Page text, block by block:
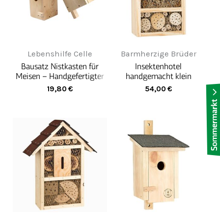
Lebenshilfe Celle
Bausatz Nistkasten für
Meisen – Handgefertigter
Rückzugsort für heimische
Singvögel
19,80 €
Barmherzige Brüder
Insektenhotel
handgemacht klein
54,00 €